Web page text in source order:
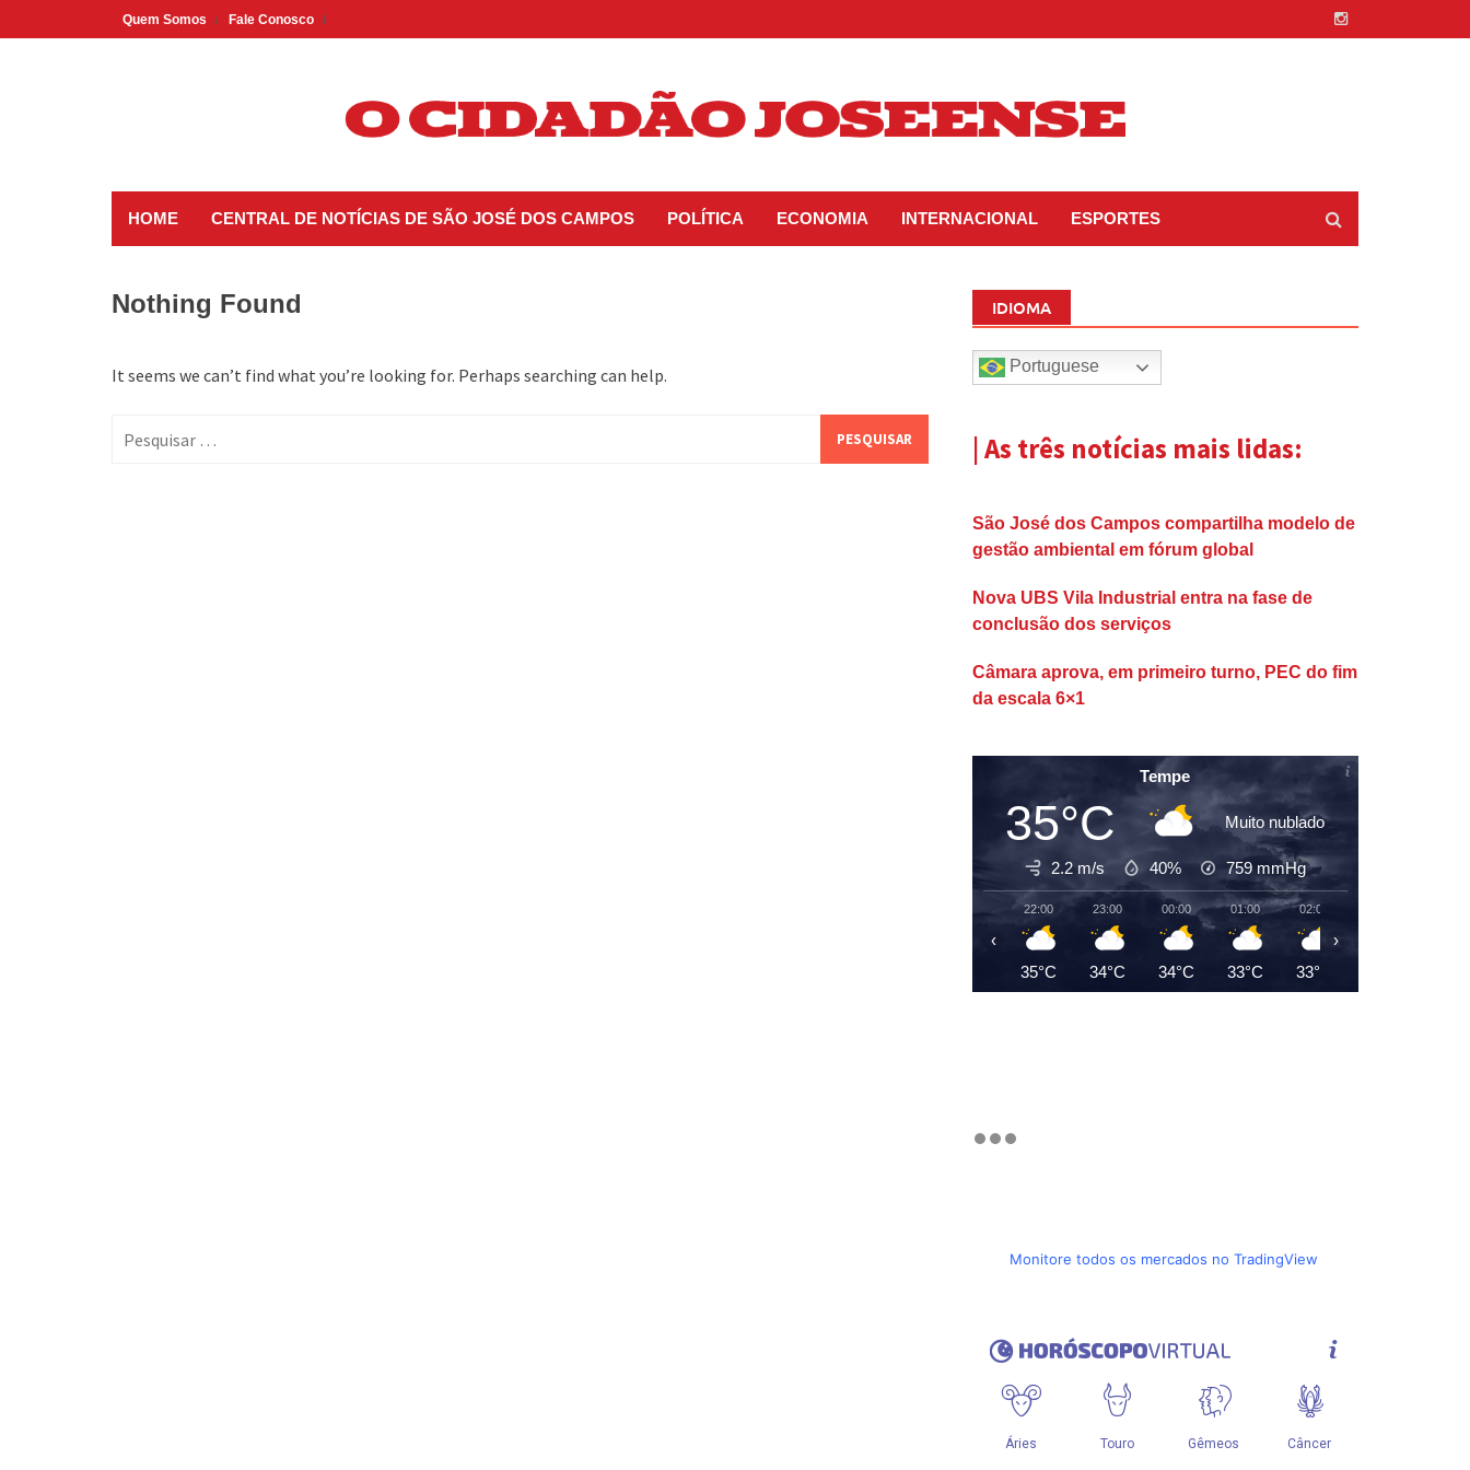
to
Quem Somos Fale Conosco
HOME CENTRAL DE NOTÍCIAS DE SÃO JOSÉ DOS CAMPOS POLÍTICA ECONOMIA INTERNACIONAL ESPORTES
Nothing Found
It seems we can’t find what you’re looking for. Perhaps searching can help.
por:
IDIOMA
Portuguese
| As três notícias mais lidas:
São José dos Campos compartilha modelo de
gestão ambiental em fórum global
Nova UBS Vila Industrial entra na fase de
conclusão dos serviços
Câmara aprova, em primeiro turno, PEC do fim
da escala 6×1
Tempe
35°C Muito nublado
2.2 m/s 40% 759 mmHg
22:00
35°C
23:00
34°C
00:00
34°C
01:00
33°C
02:00
33°C
‹ ›
Monitore todos os mercados no TradingView